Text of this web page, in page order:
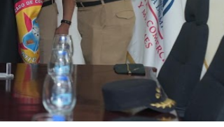
con jornada asistencial de
no seguir en la Presidencia de la
económica y califica de ineficiente
Militar Voluntario